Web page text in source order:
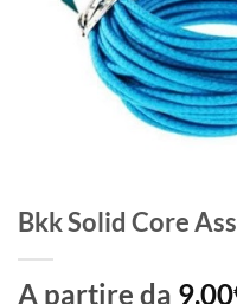
Bkk Solid Core
A partire da 9,00